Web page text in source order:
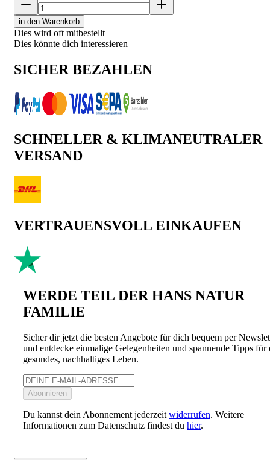
in den Warenkorb
Dies wird oft mitbestellt
Dies könnte dich interessieren
SICHER BEZAHLEN
SCHNELLER & KLIMANEUTRALER
VERSAND
VERTRAUENSVOLL EINKAUFEN
WERDE TEIL DER HANS NATUR
FAMILIE
Sicher dir jetzt die besten Angebote für dich bequem per
und entdecke einmalige Gelegenheiten und spannende Tipps für
gesundes, nachhaltiges Leben.
Abonnieren
Du kannst dein Abonnement jederzeit widerrufen. Weitere
Informationen zum Datenschutz findest du hier.